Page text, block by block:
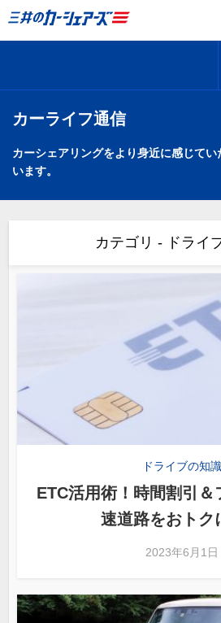
カーライフ通信
カーシェアリングをより身近に感じて
います。
カテゴリ - ドライ
ドライブの知識
ETC活用術！時間割引＆
速道路をおトク
2023年6月1日